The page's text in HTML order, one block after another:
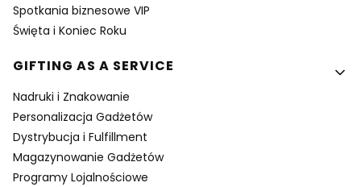
Spotkania biznesowe VIP
Święta i Koniec Roku
GIFTING AS A SERVICE
Nadruki i Znakowanie
Personalizacja Gadżetów
Dystrybucja i Fulfillment
Magazynowanie Gadżetów
Programy Lojalnościowe